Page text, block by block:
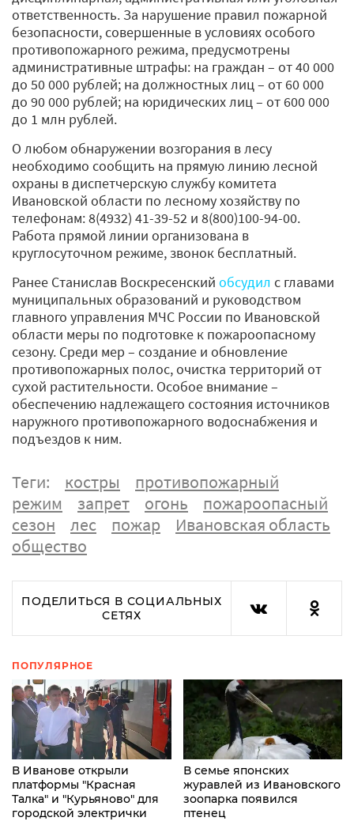
ответственность. За нарушение правил пожарной
безопасности, совершенные в условиях особого
противопожарного режима, предусмотрены
административные штрафы: на граждан – от 40 000
до 50 000 рублей; на должностных лиц – от 60 000
до 90 000 рублей; на юридических лиц – от 600 000
до 1 млн рублей.
О любом обнаружении возгорания в лесу
необходимо сообщить на прямую линию лесной
охраны в диспетчерскую службу комитета
Ивановской области по лесному хозяйству по
телефонам: 8(4932) 41-39-52 и 8(800)100-94-00.
Работа прямой линии организована в
круглосуточном режиме, звонок бесплатный.
Ранее Станислав Воскресенский обсудил с главами
муниципальных образований и руководством
главного управления МЧС России по Ивановской
области меры по подготовке к пожароопасному
сезону. Среди мер – создание и обновление
противопожарных полос, очистка территорий от
сухой растительности. Особое внимание –
обеспечению надлежащего состояния источников
наружного противопожарного водоснабжения и
подъездов к ним.
Теги: костры
противопожарный
режим
запрет огонь
пожароопасный
сезон
лес пожар
Ивановская область
общество
ПОДЕЛИТЬСЯ В СОЦИАЛЬНЫХ
СЕТЯХ
ПОПУЛЯРНОЕ
В Иванове открыли
платформы "Красная
Талка" и "Курьяново" для
городской электрички
В семье японских
журавлей из Ивановского
зоопарка появился
птенец